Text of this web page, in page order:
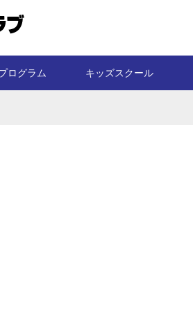
ログラム キッズスクール